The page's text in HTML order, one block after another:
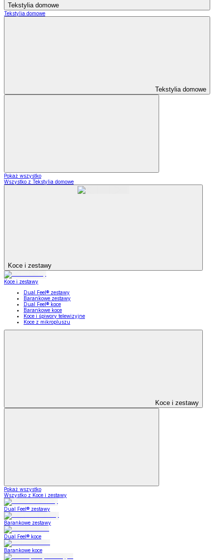
Tekstylia domowe
Tekstylia domowe
Tekstylia domowe
Pokaż wszystko
Wszystko z Tekstylia domowe
Koce i zestawy
Koce i zestawy
Dual Feel® zestawy
Barankowe zestawy
Dual Feel® koce
Barankowe koce
Koce i śpiwory telewizyjne
Koce z mikropluszu
Koce i zestawy
Pokaż wszystko
Wszystko z Koce i zestawy
Dual Feel® zestawy
Barankowe zestawy
Dual Feel® koce
Barankowe koce